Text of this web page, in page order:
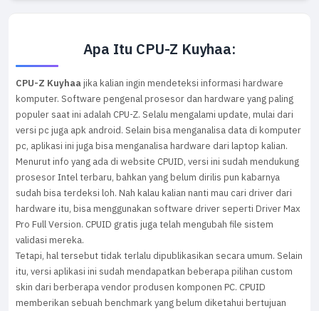
Apa Itu CPU-Z Kuyhaa:
CPU-Z Kuyhaajika kalian ingin mendeteksi informasi hardware
komputer. Software pengenal prosesor dan hardware yang paling
populer saat ini adalah CPU-Z. Selalu mengalami update, mulai dari
versi pc juga apk android. Selain bisa menganalisa data di komputer
pc, aplikasi ini juga bisa menganalisa hardware dari laptop kalian.
Menurut info yang ada di website CPUID, versi ini sudah mendukung
prosesor Intel terbaru, bahkan yang belum dirilis pun kabarnya
sudah bisa terdeksi loh. Nah kalau kalian nanti mau cari driver dari
hardware itu, bisa menggunakan software driver seperti Driver Max
Pro Full Version. CPUID gratis juga telah mengubah file sistem
validasi mereka.
Tetapi, hal tersebut tidak terlalu dipublikasikan secara umum. Selain
itu, versi aplikasi ini sudah mendapatkan beberapa pilihan custom
skin dari berberapa vendor produsen komponen PC. CPUID
memberikan sebuah benchmark yang belum diketahui bertujuan